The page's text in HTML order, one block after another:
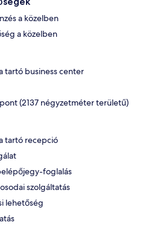
a közelben
a közelben
tartó business center
(2137 négyzetméter területű)
tartó recepció
foglalás
szolgáltatás
lehetőség